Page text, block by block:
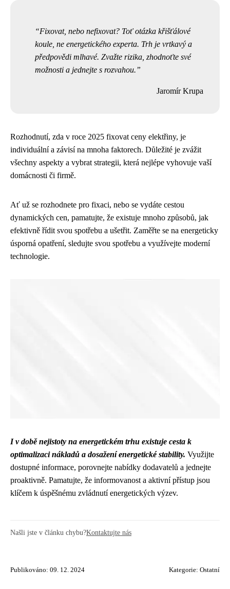
Fixovat, nebo nefixovat? Toť otázka křišťálové
koule, ne energetického experta. Trh je vrtkavý a
předpovědi mlhavé. Zvažte rizika, zhodnoťte své
možnosti a jednejte s rozvahou.
Jaromír Krupa
Rozhodnutí, zda v roce 2025 fixovat ceny elektřiny, je
individuální a závisí na mnoha faktorech. Důležité je zvážit
všechny aspekty a vybrat strategii, která nejlépe vyhovuje vaší
domácnosti či firmě.
Ať už se rozhodnete pro fixaci, nebo se vydáte cestou
dynamických cen, pamatujte, že existuje mnoho způsobů, jak
efektivně řídit svou spotřebu a ušetřit. Zaměřte se na energeticky
úsporná opatření, sledujte svou spotřebu a využívejte moderní
technologie.
I v době nejistoty na energetickém trhu existuje cesta k
optimalizaci nákladů a dosažení energetické stability. Využijte
dostupné informace, porovnejte nabídky dodavatelů a jednejte
proaktivně. Pamatujte, že informovanost a aktivní přístup jsou
klíčem k úspěšnému zvládnutí energetických výzev.
Našli jste v článku chybu?Kontaktujte nás
Publikováno: 09. 12. 2024 Kategorie: Ostatní